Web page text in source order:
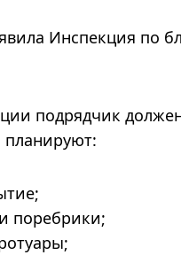
Инспекция по
подрядчик
планируют:
поребрики;